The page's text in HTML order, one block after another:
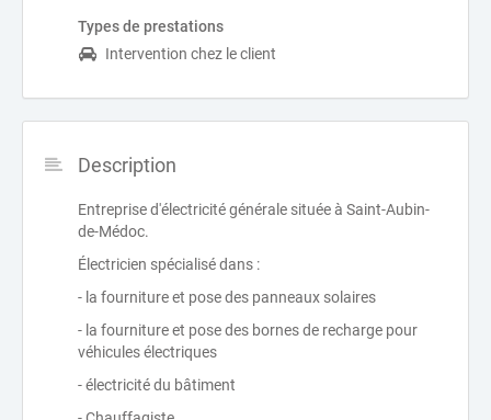
Types de prestations
Intervention chez le client
Description
Entreprise d'électricité générale située à Saint-Aubin-
de-Médoc.
Électricien spécialisé dans :
- la fourniture et pose des panneaux solaires
- la fourniture et pose des bornes de recharge pour
véhicules électriques
- électricité du bâtiment